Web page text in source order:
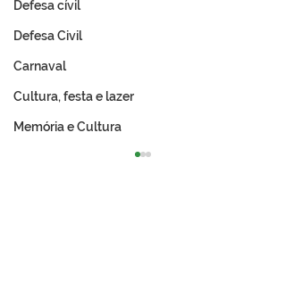
Defesa cívil
Defesa Civil
Carnaval
Cultura, festa e lazer
Memória e Cultura